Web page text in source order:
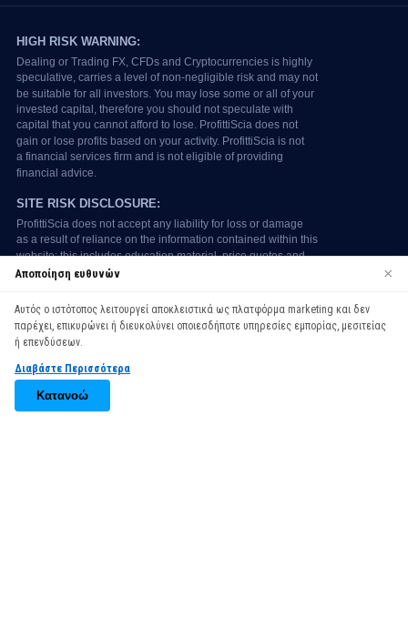
We use cookies to enhance your browsing experience. By
continuing to use our website, you agree to our use of cookies.
See ourCookie Policy
Accept
Αποποίηση ευθυνών ×
Αυτός ο ιστότοπος λειτουργεί αποκλειστικά ως πλατφόρμα marketing και δεν
παρέχει, επικυρώνει ή διευκολύνει οποιεσδήποτε υπηρεσίες εμπορίας, μεσιτείας
ή επενδύσεων.
Διαβάστε Περισσότερα
Κατανοώ